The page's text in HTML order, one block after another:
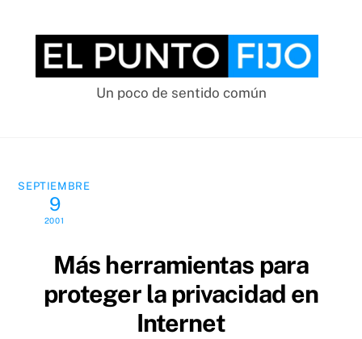
content
Un poco de sentido común
SEPTIEMBRE
9
2001
Más herramientas para
proteger la privacidad en
Internet